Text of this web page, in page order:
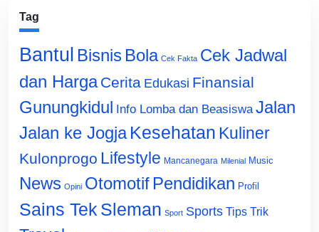
Tag
Bantul Bisnis Bola Cek Fakta Cek Jadwal
dan Harga Cerita Edukasi Finansial
Gunungkidul Info Lomba dan Beasiswa Jalan
Jalan ke Jogja Kesehatan Kuliner
Kulonprogo Lifestyle Mancanegara Milenial Music
News Opini Otomotif Pendidikan Profil
Sains Tek Sleman Sport Sports Tips Trik